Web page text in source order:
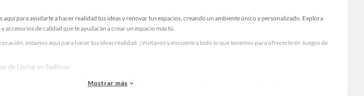
aquí para ayudarte a hacer realidad tus ideas y renovar tus espacios, creando un ambiente único y personalizado. Explora
accesorios de calidad que te ayudarán a crear un espacio más tú.
estamos aquí para hacer tus ideas realidad. ¡Visítanos y encuentra todo lo que tenemos para ofrecerte en Juegos de
de Living en Sodimac
para tus proyectos y renovación de espacios. ¡Visítanos y descubre todo lo que tenemos para ofrecerte!
Mostrar más